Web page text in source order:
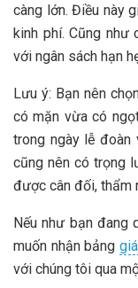
càng lớn. Điều này
kinh phí. Cũng
với ngân sách hạn
Lưu ý: Bạn nên
có mặn vừa có
trong ngày lễ đoàn
cũng nên có trọng
được cân đối, thẩm
Nếu như bạn đang
muốn nhận bảng
với chúng tôi qua